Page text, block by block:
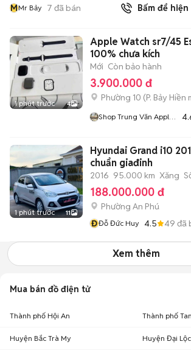
MMr Bảy 7 đã bán Bấm để hiện
1 phút trước 4
Apple Watch sr7/45
100% chưa kích
Mới Còn bảo hành
3.900.000 đ
Phường 10 (P. Bảy Hiền
Shop Trung Văn Apple
1 phút trước 11
Hyundai Grand i10
chuẩn giađinh
2016 95.000 km Xăng
188.000.000 đ
Phường An Phú
ĐĐỗ Đức Huy 4.5 49 đã
Xem thêm
Mua bán đồ điện tử
Thành phố Hội An Thành phố
Huyện Bắc Trà My Huyện Đại Lộc